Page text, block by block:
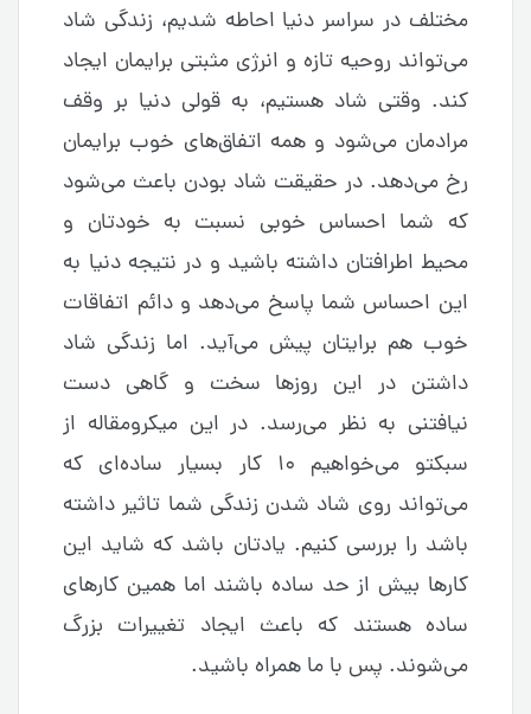
مختلف در سراسر دنیا احاطه شدیم، زندگی شاد
می‌تواند روحیه تازه و انرژی مثبتی برایمان ایجاد
کند. وقتی شاد هستیم، به قولی دنیا بر وقف
مرادمان می‌شود و همه اتفاق‌های خوب برایمان
رخ می‌دهد. در حقیقت شاد بودن باعث می‌شود
که شما احساس خوبی نسبت به خودتان و
محیط اطرافتان داشته باشید و در نتیجه دنیا به
این احساس شما پاسخ می‌دهد و دائم اتفاقات
خوب هم برایتان پیش می‌آید. اما زندگی شاد
داشتن در این روزها سخت و گاهی دست
نیافتنی به نظر می‌رسد. در این میکرومقاله از
سبکتو می‌خواهیم ۱۰ کار بسیار ساده‌ای که
می‌تواند روی شاد شدن زندگی شما تاثیر داشته
باشد را بررسی کنیم. یادتان باشد که شاید این
کارها بیش از حد ساده باشند اما همین کارهای
ساده هستند که باعث ایجاد تغییرات بزرگ
می‌شوند. پس با ما همراه باشید.